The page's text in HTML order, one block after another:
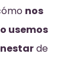
nos
usemos
de